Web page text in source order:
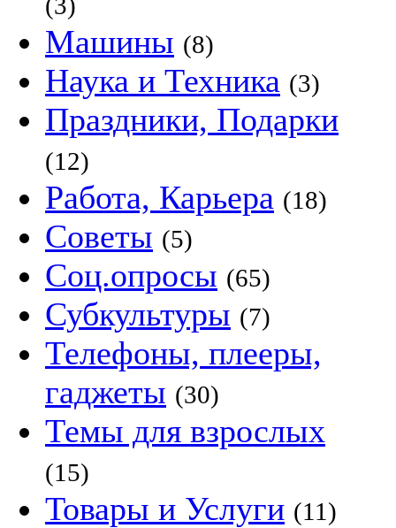
Машины (8)
Наука и Техника (3)
Праздники, Подарки
(12)
Работа, Карьера (18)
Советы (5)
Соц.опросы (65)
Субкультуры (7)
Телефоны, плееры,
гаджеты (30)
Темы для взрослых
(15)
Товары и Услуги (11)